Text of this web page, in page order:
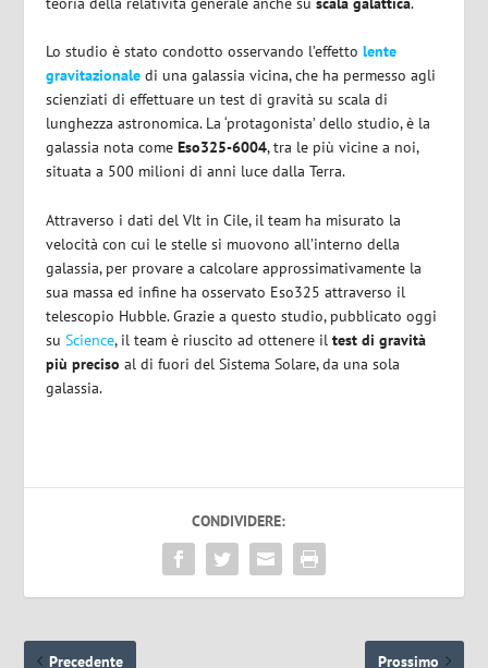
Lo studio è stato condotto osservando l’effettolente
gravitazionale di una galassia vicina, che ha permesso agli
scienziati di effettuare un test di gravità su scala di
lunghezza astronomica. La ‘protagonista’ dello studio, è la
galassia nota comeEso325-6004, tra le più vicine a noi,
situata a 500 milioni di anni luce dalla Terra.
Attraverso i dati del Vlt in Cile, il team ha misurato la
velocità con cui le stelle si muovono all’interno della
galassia, per provare a calcolare approssimativamente la
sua massa ed infine ha osservato Eso325 attraverso il
telescopio Hubble. Grazie a questo studio, pubblicato oggi
suScience, il team è riuscito ad ottenere iltest di gravità
più preciso al di fuori del Sistema Solare, da una sola
galassia.
CONDIVIDERE:
Precedente Prossimo